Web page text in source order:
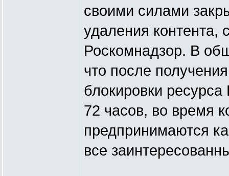
своими силами
удаления контента,
Роскомнадзор. В
что после
блокировки
72 часов, во время
предпринимаются
все